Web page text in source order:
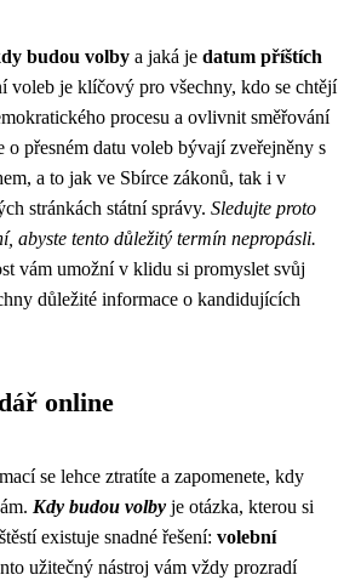
budou volby a jaká je datum příštích
voleb je klíčový pro všechny, kdo se chtějí
procesu a ovlivnit směřování
o přesném datu voleb bývají zveřejněny s
a to jak ve Sbírce zákonů, tak i v
stránkách státní správy. Sledujte proto
abyste tento důležitý termín nepropásli.
vám umožní v klidu si promyslet svůj
důležité informace o kandidujících
online
se lehce ztratíte a zapomenete, kdy
Kdy budou volby je otázka, kterou si
existuje snadné řešení: volební
užitečný nástroj vám vždy prozradí